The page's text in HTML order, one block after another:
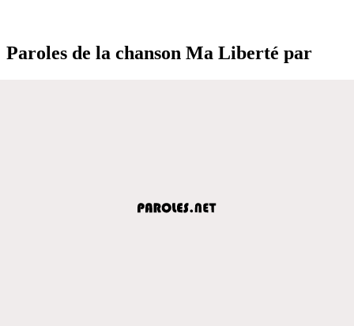
Paroles de la chanson Ma Liberté par